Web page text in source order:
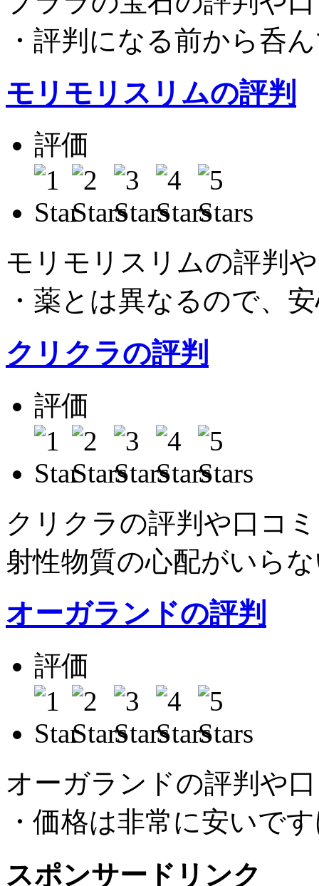
・評判になる前から呑
モリモリスリムの評判
評価
平
モリモリスリムの評判
・薬とは異なるので、
クリクラの評判
評価
平
クリクラの評判や口コ
射性物質の心配がいら
オーガランドの評判
評価
平
オーガランドの評判や
・価格は非常に安いで
スポンサードリンク